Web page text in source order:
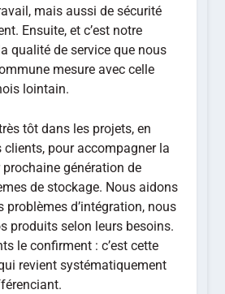
mais aussi de sécurité
Ensuite, et c’est notre
qualité de service que nous
mesure avec celle
lointain.
tôt dans les projets, en
clients, pour accompagner la
génération de
de stockage. Nous aidons
problèmes d’intégration, nous
produits selon leurs besoins.
le confirment : c’est cette
revient systématiquement